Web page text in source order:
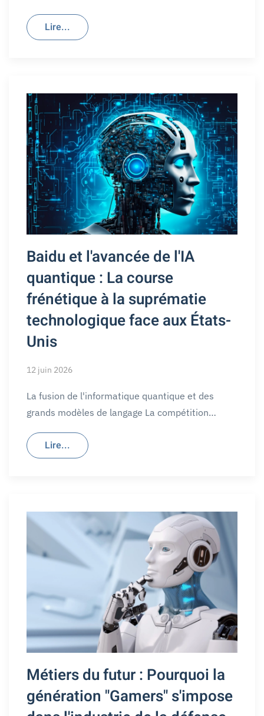
Lire...
Baidu et l'avancée de l'IA
quantique : La course
frénétique à la suprématie
technologique face aux États-
Unis
12 juin 2026
La fusion de l'informatique quantique et des
grands modèles de langage La compétition…
Lire...
Métiers du futur : Pourquoi la
génération "Gamers" s'impose